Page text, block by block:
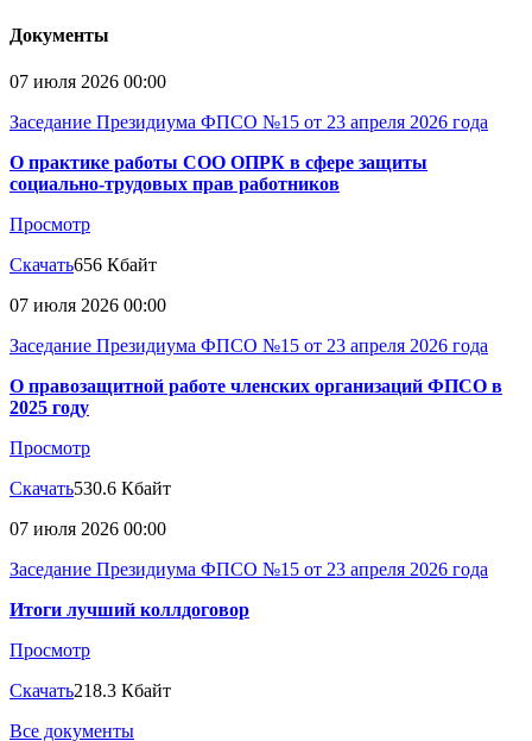
Документы
07 июля 2026 00:00
Заседание Президиума ФПСО №15 от 23 апреля 2026 года
О практике работы СОО ОПРК в сфере защиты
социально-трудовых прав работников
Просмотр
Скачать656 Кбайт
07 июля 2026 00:00
Заседание Президиума ФПСО №15 от 23 апреля 2026 года
О правозащитной работе членских организаций ФПСО в
2025 году
Просмотр
Скачать530.6 Кбайт
07 июля 2026 00:00
Заседание Президиума ФПСО №15 от 23 апреля 2026 года
Итоги лучший коллдоговор
Просмотр
Скачать218.3 Кбайт
Все документы